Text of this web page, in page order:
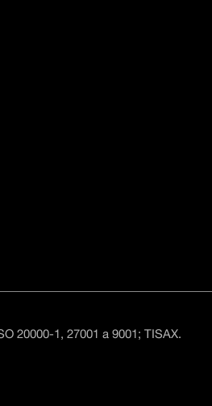
20000-1, 27001 a 9001; TISAX.